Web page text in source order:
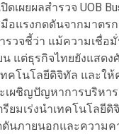
ดเผยผลสำรวจ UOB
มือแรงกดดันจากมาต
วจชี้ว่า แม้ความเชื่อ
แต่ธุรกิจไทยยังแสด
ทคโนโลยีดิจิทัล และ
เผชิญปัญหาการบริหา
ยมเร่งนำเทคโนโลยี
นภายนอกและความ